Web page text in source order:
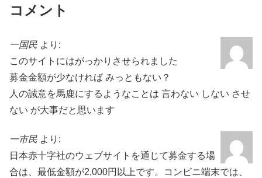
コメント
一国民 より:
このサイトにはがっかりさせられました
募金金額が少なければ みっともない？
人の誠意を馬鹿にするようなことは 言わない しない させ
ない が大事だと思います
一市民 より:
日本赤十字社のウェブサイトを通じて募金する場
合は、最低金額が2,000円以上です。コンビニ端末では、